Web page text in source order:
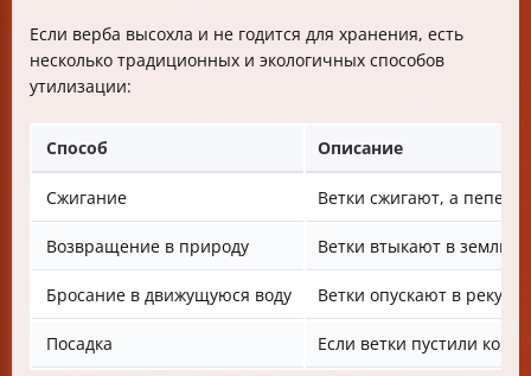
Если верба высохла и не годится для хранения, есть
несколько традиционных и экологичных способов
утилизации:
Способ Описание
Сжигание Ветки сжигают, а пепел
Возвращение в природу Ветки втыкают в землю
Бросание в движущуюся воду Ветки опускают в реку
Посадка Если ветки пустили